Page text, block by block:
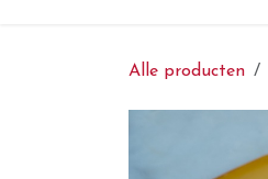
Alle producten